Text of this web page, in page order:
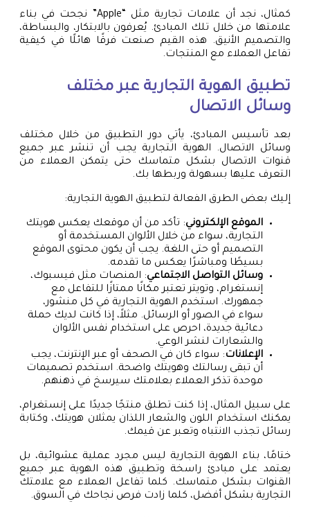
كمثال، نجد أن علامات تجارية مثل “Apple” نجحت في بناء
علامتها من خلال تلك المبادئ. يُعرفون بالابتكار، والبساطة،
والتصميم الأنيق. هذه القيم صنعت فرقًا هائلًا في كيفية
تفاعل العملاء مع المنتجات.
تطبيق الهوية التجارية عبر مختلف
وسائل الاتصال
بعد تأسيس المبادئ، يأتي دور التطبيق من خلال مختلف
وسائل الاتصال. الهوية التجارية يجب أن تنشر عبر جميع
قنوات الاتصال بشكل متماسك حتى يتمكن العملاء من
التعرف عليها بسهولة وربطها بك.
إليك بعض الطرق الفعالة لتطبيق الهوية التجارية:
الموقع الإلكتروني: تأكد من أن موقعك يعكس هويتك
التجارية، سواء من خلال الألوان المستخدمة أو
التصميم أو حتى اللغة. يجب أن يكون محتوى الموقع
بسيطًا ومباشرًا يعكس ما تقدمه.
وسائل التواصل الاجتماعي: المنصات مثل فيسبوك،
إنستغرام، وتويتر تعتبر مكانًا ممتازًا للتفاعل مع
جمهورك. استخدم الهوية التجارية في كل منشور،
سواء في الصور أو الرسائل. مثلاً، إذا كانت لديك حملة
دعائية جديدة، احرص على استخدام نفس الألوان
والشعارات لنشر الوعي.
الإعلانات: سواء كان في الصحف أو عبر الإنترنت، يجب
أن تبقى رسالتك وهويتك واضحة. استخدم تصميمات
موحدة تذكر العملاء بعلامتك سيرسخ في ذهنهم.
على سبيل المثال، إذا كنت تطلق منتجًا جديدًا على إنستغرام،
يمكنك استخدام اللون والشعار اللذان يمثلان هويتك، وكتابة
رسائل تجذب الانتباه وتعبر عن قيمك.
ختامًا، بناء الهوية التجارية ليس مجرد عملية عشوائية، بل
يعتمد على مبادئ راسخة وتطبيق هذه الهوية عبر جميع
القنوات بشكل متماسك. كلما تفاعل العملاء مع علامتك
التجارية بشكل أفضل، كلما زادت فرص نجاحك في السوق.